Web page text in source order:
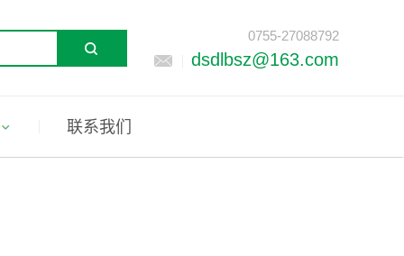
0755-27088792
dsdlbsz@163.com
联系我们